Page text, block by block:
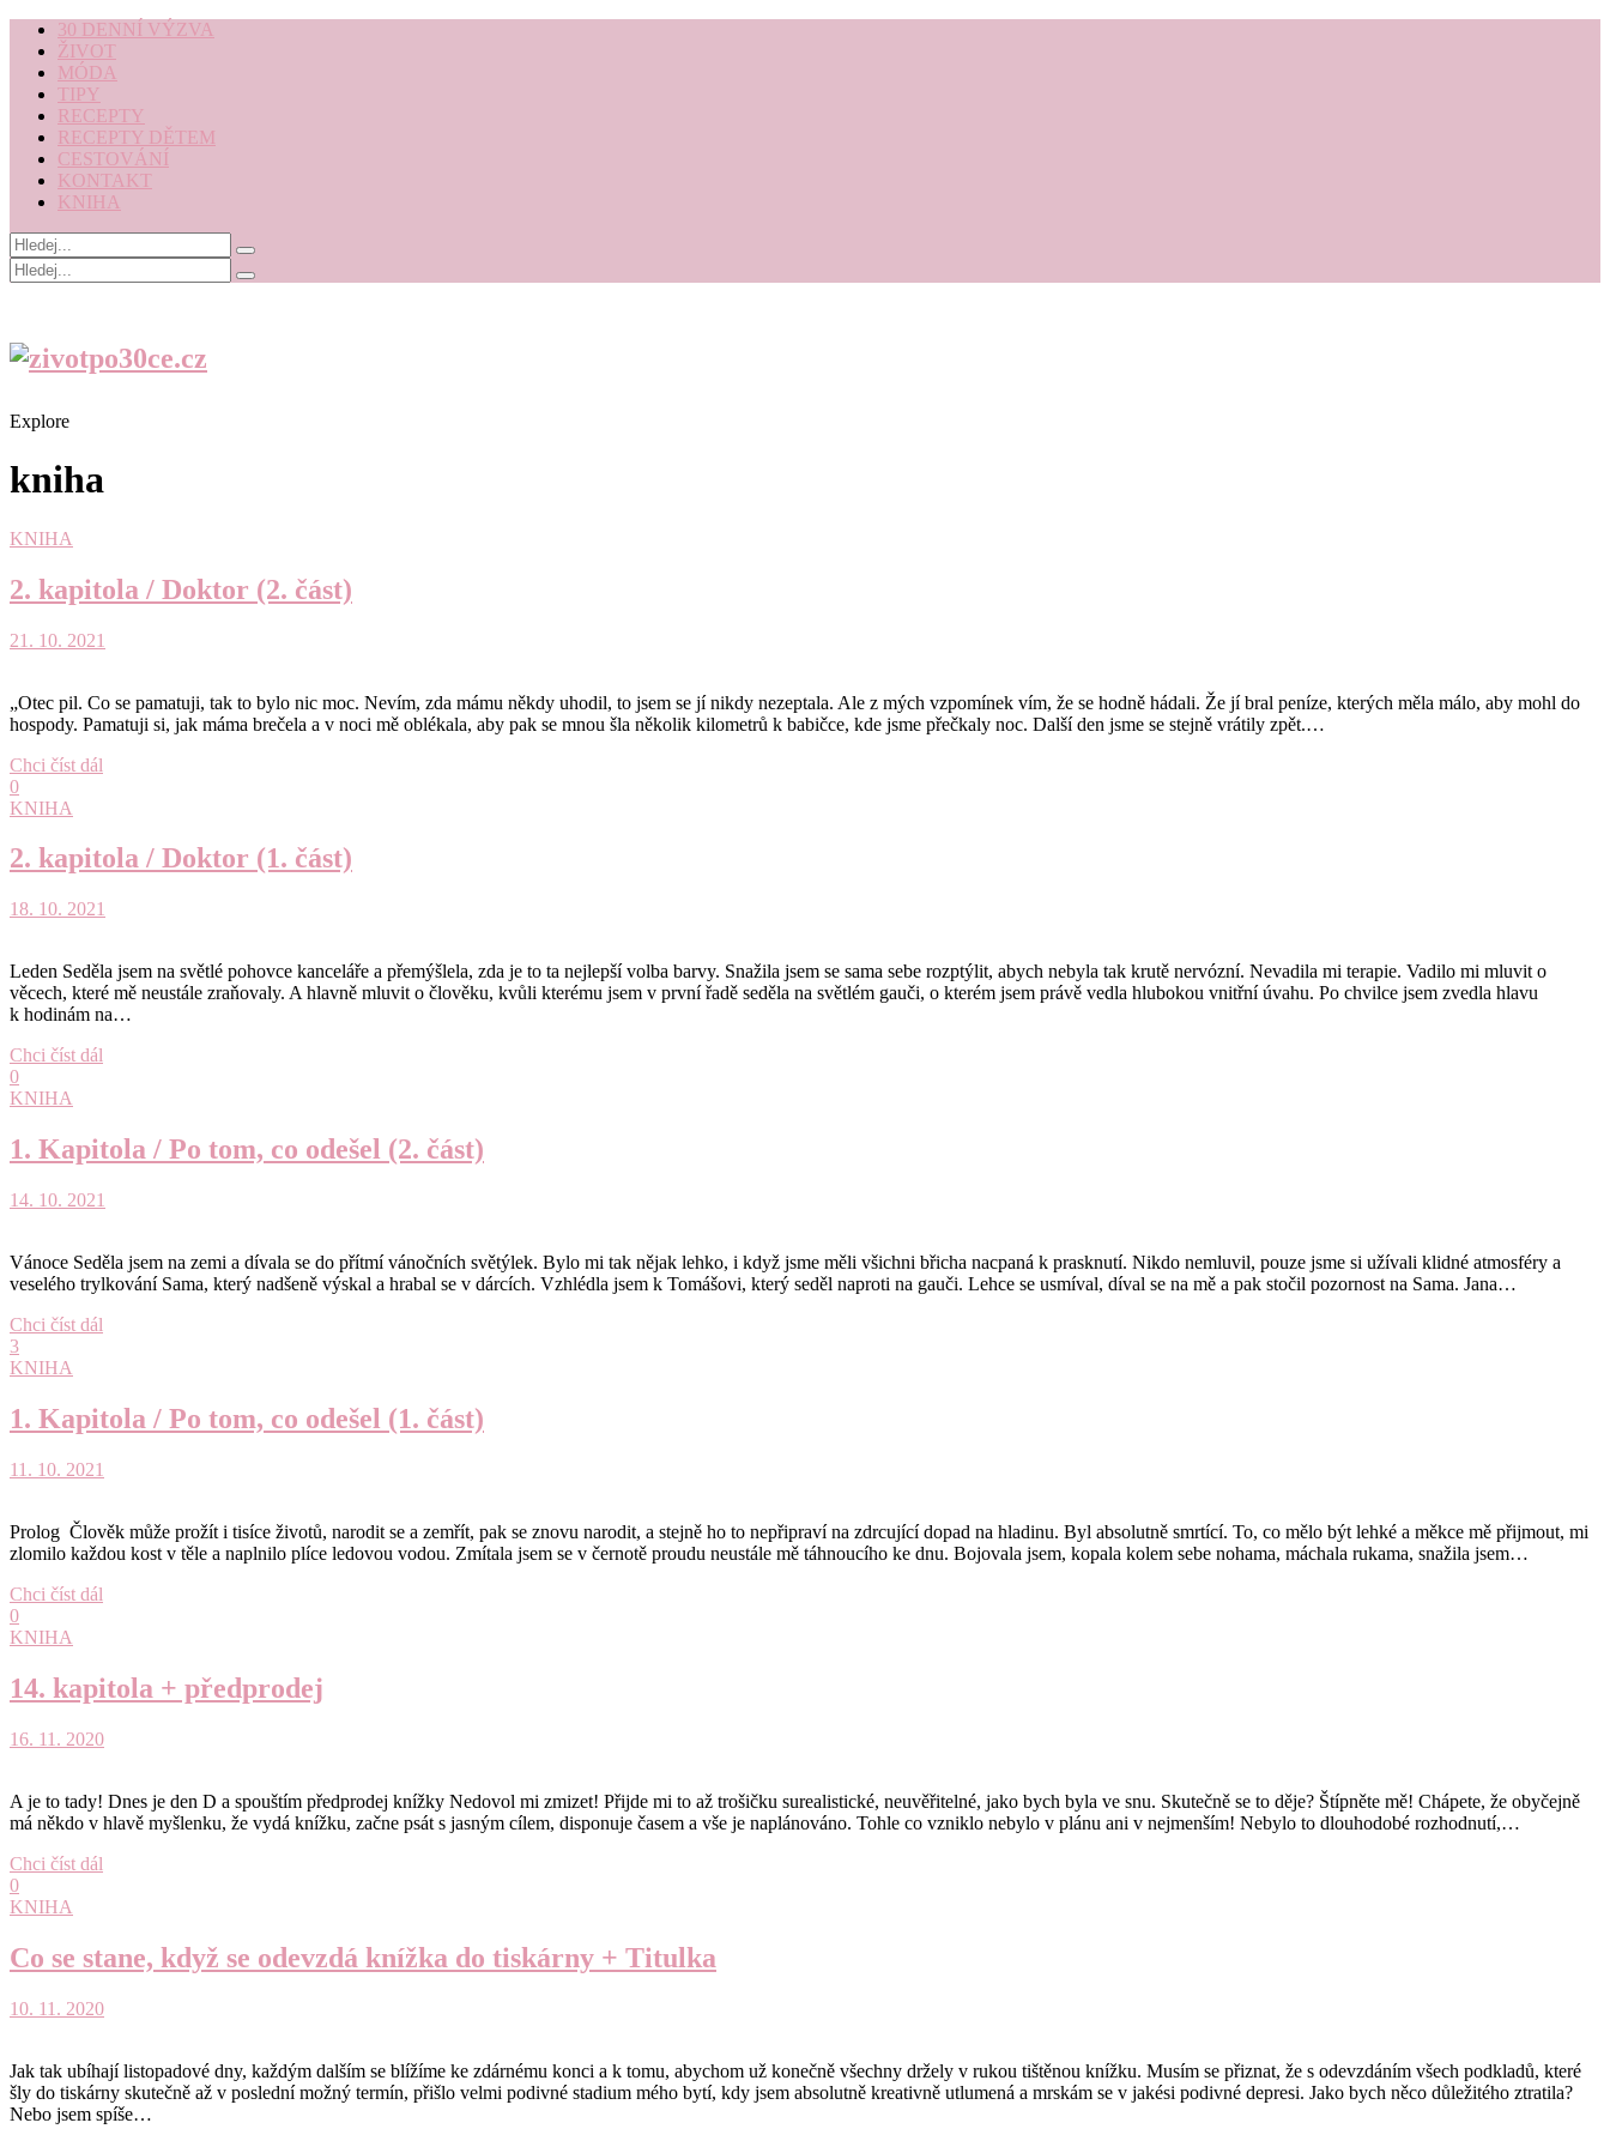
30 DENNÍ VÝZVA
ŽIVOT
MÓDA
TIPY
RECEPTY
RECEPTY DĚTEM
CESTOVÁNÍ
KONTAKT
KNIHA
Explore
kniha
KNIHA
2. kapitola / Doktor (2. část)
21. 10. 2021
„Otec pil. Co se pamatuji, tak to bylo nic moc. Nevím, zda mámu někdy uhodil, to jsem se jí nikdy nezeptala. Ale z mých vzpomínek vím, že se hodně hádali. Že jí bral peníze, kterých měla málo, aby mohl do
hospody. Pamatuji si, jak máma brečela a v noci mě oblékala, aby pak se mnou šla několik kilometrů k babičce, kde jsme přečkaly noc. Další den jsme se stejně vrátily zpět.…
Chci číst dál
0
KNIHA
2. kapitola / Doktor (1. část)
18. 10. 2021
Leden Seděla jsem na světlé pohovce kanceláře a přemýšlela, zda je to ta nejlepší volba barvy. Snažila jsem se sama sebe rozptýlit, abych nebyla tak krutě nervózní. Nevadila mi terapie. Vadilo mi mluvit o
věcech, které mě neustále zraňovaly. A hlavně mluvit o člověku, kvůli kterému jsem v první řadě seděla na světlém gauči, o kterém jsem právě vedla hlubokou vnitřní úvahu. Po chvilce jsem zvedla hlavu
k hodinám na…
Chci číst dál
0
KNIHA
1. Kapitola / Po tom, co odešel (2. část)
14. 10. 2021
Vánoce Seděla jsem na zemi a dívala se do přítmí vánočních světýlek. Bylo mi tak nějak lehko, i když jsme měli všichni břicha nacpaná k prasknutí. Nikdo nemluvil, pouze jsme si užívali klidné atmosféry a
veselého trylkování Sama, který nadšeně výskal a hrabal se v dárcích. Vzhlédla jsem k Tomášovi, který seděl naproti na gauči. Lehce se usmíval, díval se na mě a pak stočil pozornost na Sama. Jana…
Chci číst dál
3
KNIHA
1. Kapitola / Po tom, co odešel (1. část)
11. 10. 2021
Prolog Člověk může prožít i tisíce životů, narodit se a zemřít, pak se znovu narodit, a stejně ho to nepřipraví na zdrcující dopad na hladinu. Byl absolutně smrtící. To, co mělo být lehké a měkce mě přijmout, mi
zlomilo každou kost v těle a naplnilo plíce ledovou vodou. Zmítala jsem se v černotě proudu neustále mě táhnoucího ke dnu. Bojovala jsem, kopala kolem sebe nohama, máchala rukama, snažila jsem…
Chci číst dál
0
KNIHA
14. kapitola + předprodej
16. 11. 2020
A je to tady! Dnes je den D a spouštím předprodej knížky Nedovol mi zmizet! Přijde mi to až trošičku surealistické, neuvěřitelné, jako bych byla ve snu. Skutečně se to děje? Štípněte mě! Chápete, že obyčejně
má někdo v hlavě myšlenku, že vydá knížku, začne psát s jasným cílem, disponuje časem a vše je naplánováno. Tohle co vzniklo nebylo v plánu ani v nejmenším! Nebylo to dlouhodobé rozhodnutí,…
Chci číst dál
0
KNIHA
Co se stane, když se odevzdá knížka do tiskárny + Titulka
10. 11. 2020
Jak tak ubíhají listopadové dny, každým dalším se blížíme ke zdárnému konci a k tomu, abychom už konečně všechny držely v rukou tištěnou knížku. Musím se přiznat, že s odevzdáním všech podkladů, které
šly do tiskárny skutečně až v poslední možný termín, přišlo velmi podivné stadium mého bytí, kdy jsem absolutně kreativně utlumená a mrskám se v jakési podivné depresi. Jako bych něco důležitého ztratila?
Nebo jsem spíše…